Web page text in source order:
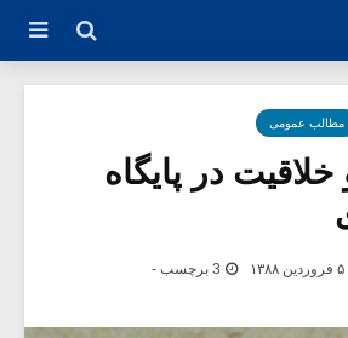
مطالب عمومی
در پایگاه
۵ فروردین ۱۳۸۸ 3 برچسب -